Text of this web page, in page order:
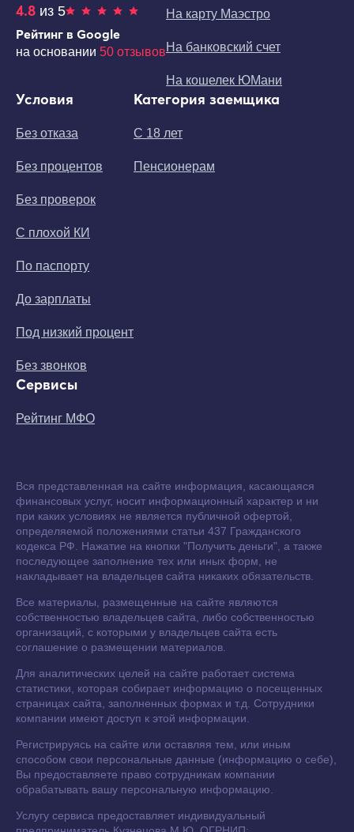
4.8 из 5
Рейтинг в Google
на основании 50 отзывов
На карту Маэстро
На банковский счет
На кошелек ЮМани
Условия
Без отказа
Без процентов
Без проверок
С плохой КИ
По паспорту
До зарплаты
Под низкий процент
Без звонков
Категория заемщика
С 18 лет
Пенсионерам
Сервисы
Рейтинг МФО
Вся представленная на сайте информация, касающаяся
финансовых услуг, носит информационный характер и ни
при каких условиях не является публичной офертой,
определяемой положениями статьи 437 Гражданского
кодекса РФ. Нажатие на кнопки "Получить деньги", а также
последующее заполнение тех или иных форм, не
накладывает на владельцев сайта никаких обязательств.
Все материалы, размещенные на сайте являются
собственностью владельцев сайта, либо собственностью
организаций, с которыми у владельцев сайта есть
соглашение о размещении материалов.
Для аналитических целей на сайте работает система
статистики, которая собирает информацию о посещенных
страницах сайта, заполненных формах и т.д. Сотрудники
компании имеют доступ к этой информации.
Регистрируясь на сайте или оставляя тем, или иным
способом свои персональные данные (информацию о себе),
Вы предоставляете право сотрудникам компании
обрабатывать вашу персональную информацию.
Услугу сервиса предоставляет индивидуальный